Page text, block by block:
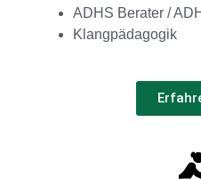
ADHS Berater /
Klangpädagogik